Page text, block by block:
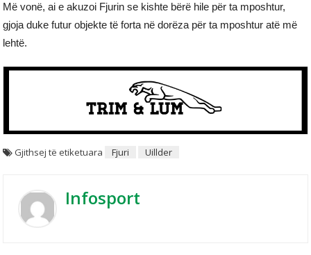
Më vonë, ai e akuzoi Fjurin se kishte bërë hile për ta mposhtur,
gjoja duke futur objekte të forta në dorëza për ta mposhtur atë më
lehtë.
Gjithsej të etiketuara Fjuri Uillder
Infosport